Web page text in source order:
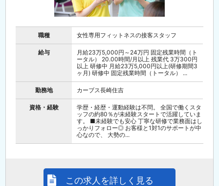
職種 女性専用フィットネスの接客スタッフ
給与
月給23万5,000円～24万円 固定残業時間（ト
ータル） 20.00時間/月以上 残業代 3万300円
以上 研修中 月給23万5,000円以上(研修期間3
ヶ月) 研修中 固定残業時間（トータル） ...
勤務地 カーブス長崎住吉
資格・経験
学歴・経歴・運動経験は不問。 全国で働くスタ
ッフの約80％が未経験スタートで活躍していま
す。 ■未経験でも安心 丁寧な研修で業務面はし
っかりフォロー◎ お客様と1対1のサポートが中
心なので、 大勢の...
この求人を詳しく見る